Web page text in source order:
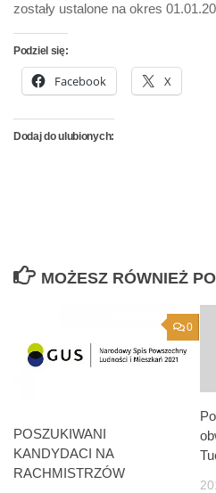
zostały ustalone na okres
Podziel się:
Facebook X
Dodaj do ulubionych:
MOŻESZ RÓWNIEŻ
0
POSZUKIWANI
KANDYDACI NA
RACHMISTRZÓW